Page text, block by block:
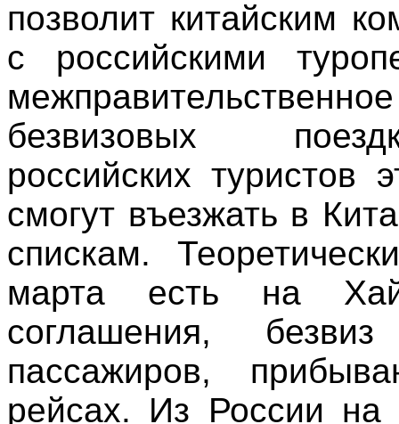
позволит китайским
с российскими
безвизовых
российских туристов
смогут въезжать в
спискам.
марта есть на
соглашения,
пассажиров,
рейсах. Из России